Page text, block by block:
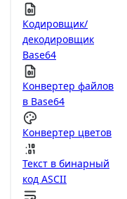
Кодировщик/
декодировщик
Base64
Конвертер файлов
в Base64
Конвертер цветов
Текст в бинарный
код ASCII